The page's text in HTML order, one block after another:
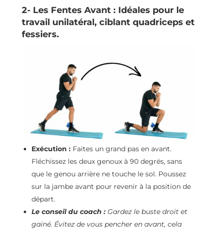
2- Les Fentes Avant : Idéales pour le
travail unilatéral, ciblant quadriceps et
fessiers.
Exécution :Faites un grand pas en avant.
Fléchissez les deux genoux à 90 degrés, sans
que le genou arrière ne touche le sol. Poussez
sur la jambe avant pour revenir à la position de
départ.
Le conseil du coach :Gardez le buste droit et
gainé. Évitez de vous pencher en avant, cela